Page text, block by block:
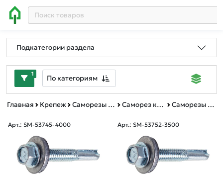
Подкатегории раздела
1 По категориям
Главная Крепеж Саморезы и шурупы Саморез кровельный увеличенное сверло(12.5мм) Саморезы кровельные увеличенное сверло(12.5мм) короба
Арт.: SM-53745-4000 Арт.: SM-53752-3500